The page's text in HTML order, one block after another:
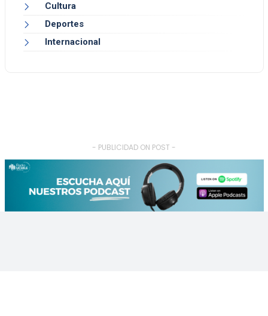
Cultura
Deportes
Internacional
- PUBLICIDAD ON POST -